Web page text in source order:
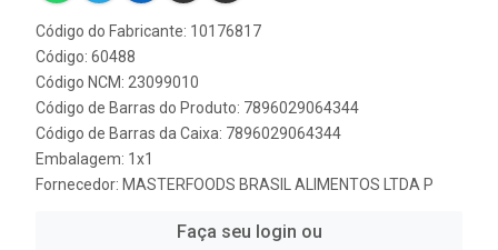
Código do Fabricante: 10176817
Código: 60488
Código NCM: 23099010
Código de Barras do Produto: 7896029064344
Código de Barras da Caixa: 7896029064344
Embalagem: 1x1
Fornecedor: MASTERFOODS BRASIL ALIMENTOS LTDA P
Faça seu login ou